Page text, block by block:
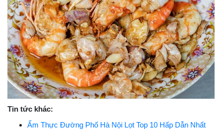
Tin tức khác:
Ẩm Thực Đường Phố Hà Nội Lọt Top 10 Hấp Dẫn Nhất